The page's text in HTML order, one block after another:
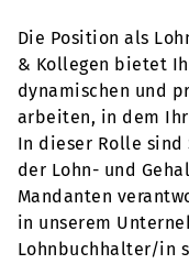
Die Position als
& Kollegen bietet
dynamischen und
arbeiten, in dem
In dieser Rolle
der Lohn- und
Mandanten
in unserem
Lohnbuchhalter/in